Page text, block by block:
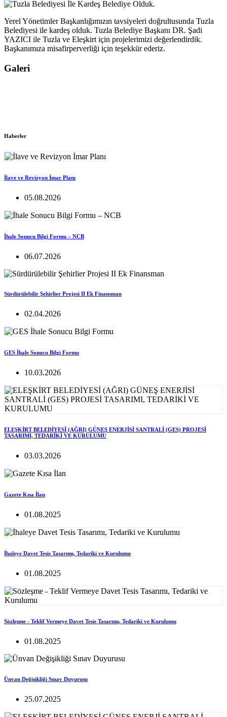
Yerel Yönetimler Başkanlığımızın tavsiyeleri doğrultusunda Tuzla
Belediyesi ile kardeş olduk. Tuzla Belediye Başkanı DR. Şadi
YAZICI ile Tuzla ve Eleşkirt için projelerimizi değerlendirdik.
Başkanımıza misafirperverliği için teşekkür ederiz.
Galeri
Haberler
İlave ve Revizyon İmar Planı
05.08.2026
İhale Sonucu Bilgi Formu – NCB
06.07.2026
Sürdürülebilir Şehirlier Projesi II Ek Finansman
02.04.2026
GES İhale Sonucu Bilgi Formu
10.03.2026
ELEŞKİRT BELEDİYESİ (AĞRI) GÜNEŞ ENERJİSİ SANTRALİ (GES) PROJESİ
TASARIMI, TEDARİKİ VE KURULUMU
03.03.2026
Gazete Kısa İlan
01.08.2025
İhaleye Davet Tesis Tasarımı, Tedariki ve Kurulumu
01.08.2025
Sözleşme - Teklif Vermeye Davet Tesis Tasarımı, Tedariki ve Kurulumu
01.08.2025
Ünvan Değişikliği Sınav Duyurusu
25.07.2025